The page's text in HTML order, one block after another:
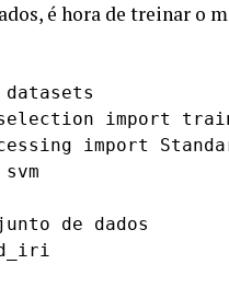
é hora de treinar o
import
import
de dados